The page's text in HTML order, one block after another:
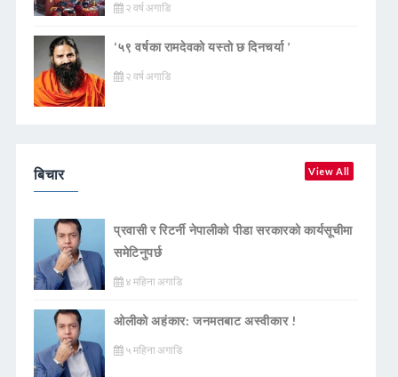
२ वर्ष अगाडि
‘५९ वर्षका रामदेवकाे यस्ताे छ दिनचर्या ’
२ वर्ष अगाडि
बिचार View All
प्रवासी र रिटर्नी नेपालीको पीडा सरकारको कार्यसूचीमा
समेटिनुपर्छ
४ महिना अगाडि
ओलीको अहंकार: जनमतबाट अस्वीकार !
५ महिना अगाडि